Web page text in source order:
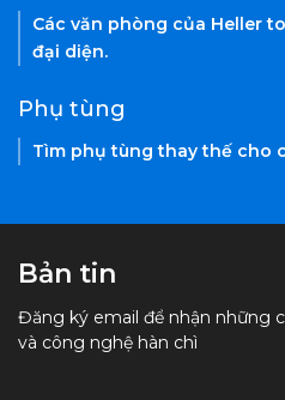
Các văn phòng của Heller
đại diện.
Phụ tùng
Tìm phụ tùng thay thế cho
Bản tin
Đăng ký email để nhận những
và công nghệ hàn chì